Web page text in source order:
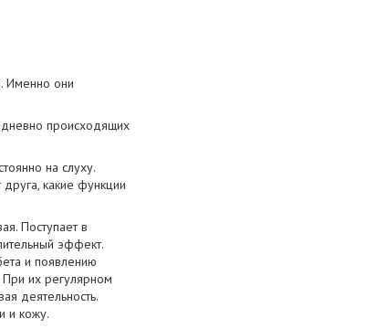
Именно они
происходящих
на слуху.
какие функции
Поступает в
эффект.
и появлению
При их регулярном
деятельность.
и кожу.